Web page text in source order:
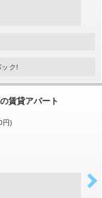
ック!
賃貸アパート
円)